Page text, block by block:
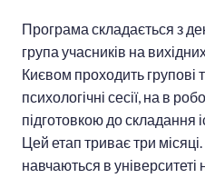
Програма складається з
група учасників на
Києвом проходить групові
психологічні сесії, на в
підготовкою до складання
Цей етап триває три
навчаються в університеті